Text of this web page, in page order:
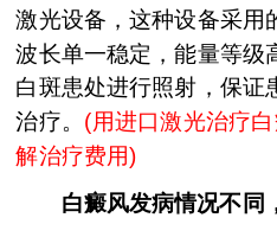
激光设备，这种设备采用
波长单一稳定，能量等级
白斑患处进行照射，保证
治疗。 (用进口激光治疗
解治疗费用)
白癜风发病情况不同